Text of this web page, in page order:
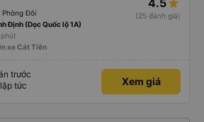
Phòng Đôi
4.5
(25 đánh giá)
Định (Dọc Quốc lộ 1A)
phút
xe Cát Tiên
trước
tức
Xem giá